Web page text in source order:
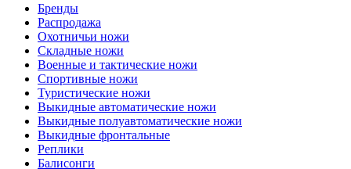
Бренды
Распродажа
Охотничьи ножи
Складные ножи
Военные и тактические ножи
Спортивные ножи
Туристические ножи
Выкидные автоматические ножи
Выкидные полуавтоматические ножи
Выкидные фронтальные
Реплики
Балисонги